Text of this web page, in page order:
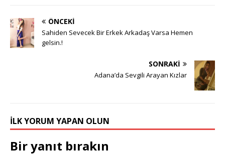
ÖNCEKI
Sahiden Sevecek Bir Erkek Arkadaş Varsa Hemen
gelsin.!
SONRAKI
Adana’da Sevgili Arayan Kızlar
İLK YORUM YAPAN OLUN
Bir yanıt bırakın